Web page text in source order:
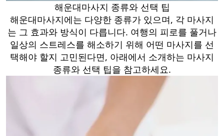
해운대마사지 종류와 선택 팁
해운대마사지에는 다양한 종류가 있으며, 각 마사지
는 그 효과와 방식이 다릅니다. 여행의 피로를 풀거나
일상의 스트레스를 해소하기 위해 어떤 마사지를 선
택해야 할지 고민된다면, 아래에서 소개하는 마사지
종류와 선택 팁을 참고하세요.